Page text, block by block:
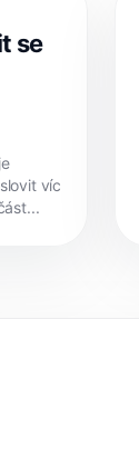
se
víc